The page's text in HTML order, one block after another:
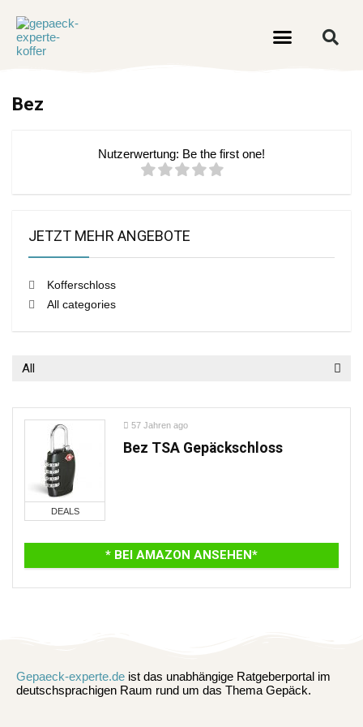
Bez
Nutzerwertung: Be the first one!
JETZT MEHR ANGEBOTE
Kofferschloss
All categories
All
DEALS
57 Jahren ago
Bez TSA Gepäckschloss
* BEI AMAZON ANSEHEN*
Gepaeck-experte.de ist das unabhängige Ratgeberportal im
deutschsprachigen Raum rund um das Thema Gepäck.